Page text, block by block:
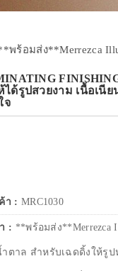
พร้อมส่ง**Merrezca
ได้รูปสวยงาม เนื้อเ
จ
า : MRC1030
: **พร้อมส่ง**Merrezca
ำตาล สำหรับเฉดดิ้งให้รูป